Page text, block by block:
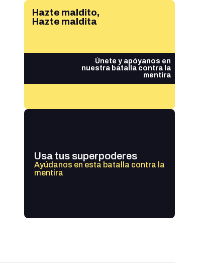
Hazte maldito,
Hazte maldita
Únete y apóyanos en
nuestra batalla contra la
mentira
Usa tus superpoderes
Ayúdanos en esta batalla contra la
mentira